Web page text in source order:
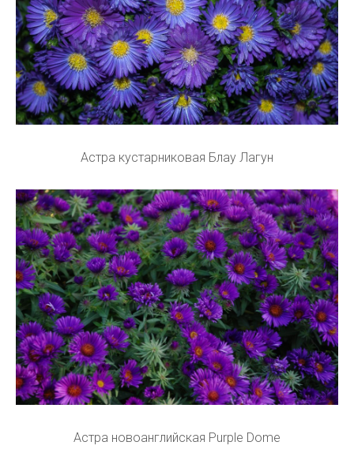
Астра кустарниковая Блау Лагун
Астра новоанглийская Purple Dome